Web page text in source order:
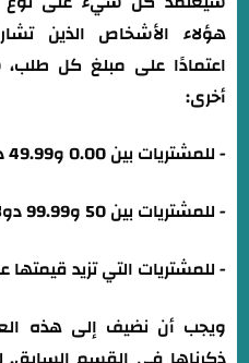
هؤلاء الأشخاص الذين
اعتمادًا على مبلغ كل
أخرى:
- للمشتريات بين 0.00 و49.99 دولار : عمولة 10%
- للمشتريات بين 50 و99.99 دولار: عمولة 20%
- للمشتريات التي تزيد قيمتها عن 100 دولار :30%
ويجب أن نضيف إلى هذه